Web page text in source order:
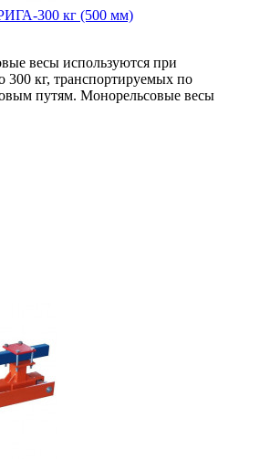
300 кг (500 мм)
весы используютcя при
300 кг, транспортируемых по
путям. Монорельсовые весы